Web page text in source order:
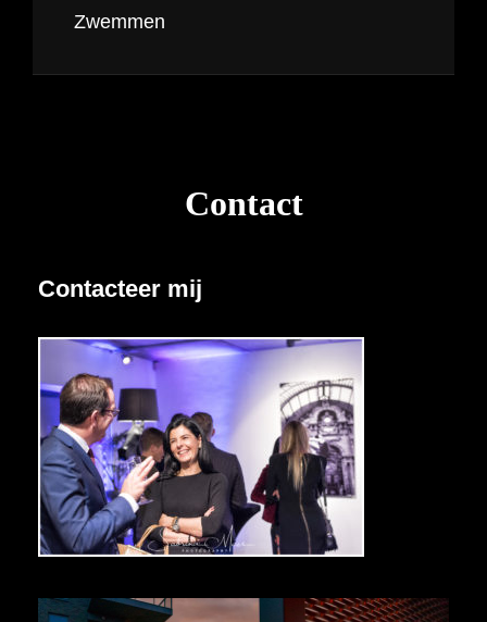
Zwemmen
Contact
Contacteer mij